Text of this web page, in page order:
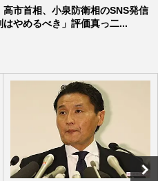
高市首相、小泉防衛相のSNS発信
はやめるべき」評価真っ二...